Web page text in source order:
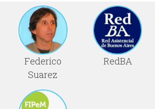
Federico
Suarez
RedBA